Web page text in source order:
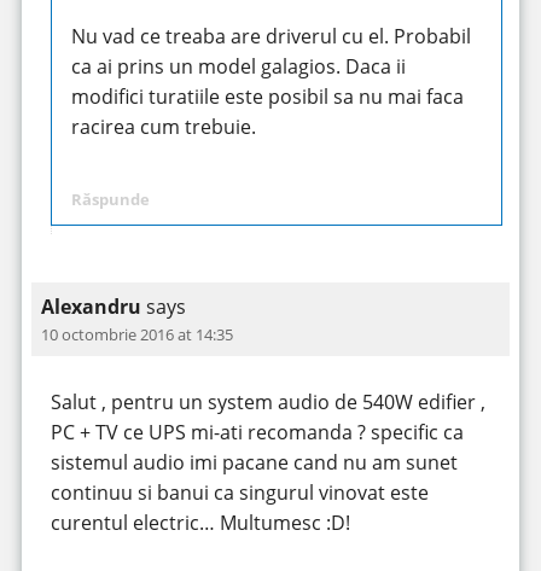
Nu vad ce treaba are driverul cu el. Probabil
ca ai prins un model galagios. Daca ii
modifici turatiile este posibil sa nu mai faca
racirea cum trebuie.
Răspunde
Alexandru says
10 octombrie 2016 at 14:35
Salut , pentru un system audio de 540W edifier ,
PC + TV ce UPS mi-ati recomanda ? specific ca
sistemul audio imi pacane cand nu am sunet
continuu si banui ca singurul vinovat este
curentul electric… Multumesc :D!